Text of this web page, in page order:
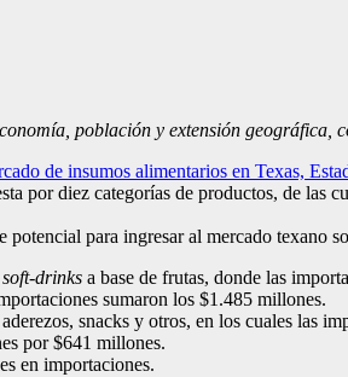
población y extensión
de insumos alimentarios en Texas,
por diez categorías de productos, de las
potencial para ingresar al mercado texano
soft-drinks a base de frutas, donde las
sumaron los $1.485 millones.
snacks y otros, en los cuales las
por $641 millones.
en importaciones.